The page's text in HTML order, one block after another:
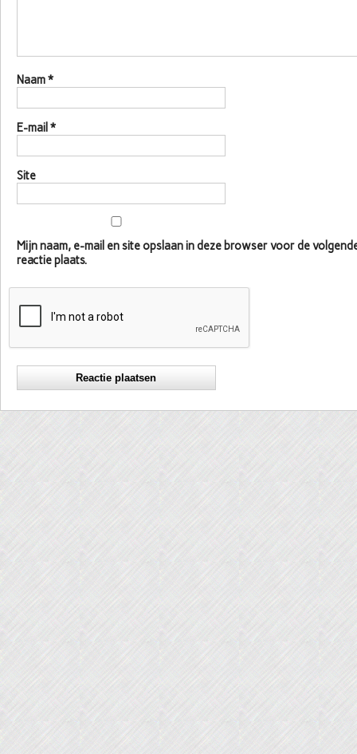
Naam*
E-mail *
Site
Mijn naam, e-mail en site opslaan in deze browser voor de
reactie plaats.